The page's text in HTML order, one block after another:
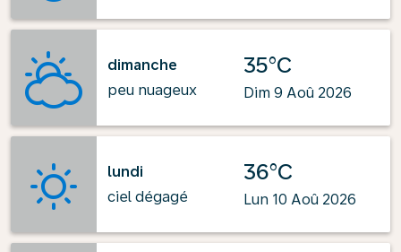
dimanche
peu nuageux
35°C
Dim 9 Aoû 2026
lundi
ciel dégagé
36°C
Lun 10 Aoû 2026